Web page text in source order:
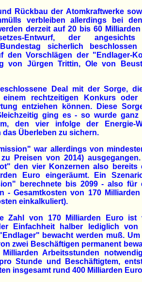
Rückbau der Atomkraftwerke
verbleiben allerdings bei
derzeit auf 20 bis 60
Entwurf, der
sicherlich beschlossen
den Vorschlägen der "Endlager-
von Jürgen Trittin, Ole von
Deal mit der Sorge,
rechtzeitigen Konkurs oder
entziehen können. Diese
ging es - so wurde ganz
den vier infolge der Energie-
Überleben zu sichern.
war allerdings von
Preisen von 2014)
den vier Konzernen also bereits
Euro eingeräumt. Ein
berechnete bis 2099 - also für
- Gesamtkosten von 170
einkalkuliert).
Zahl von 170 Milliarden Euro ist
Einfachheit halber lediglich von
bewacht werden muß.
zwei Beschäftigen permanent
Arbeitsstunden
Stunde und Beschäftigtem,
insgesamt rund 400 Milliarden